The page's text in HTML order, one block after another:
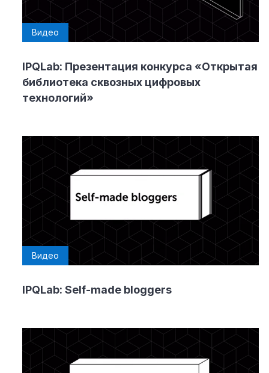
Видео
IPQLab: Презентация конкурса «Открытая
библиотека сквозных цифровых
технологий»
Видео
IPQLab: Self-made bloggers